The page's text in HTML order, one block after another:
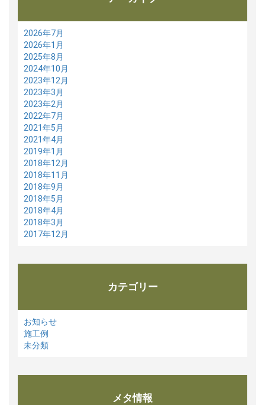
2026年7月
2026年1月
2025年8月
2024年10月
2023年12月
2023年3月
2023年2月
2022年7月
2021年5月
2021年4月
2019年1月
2018年12月
2018年11月
2018年9月
2018年5月
2018年4月
2018年3月
2017年12月
カテゴリー
お知らせ
施工例
未分類
メタ情報